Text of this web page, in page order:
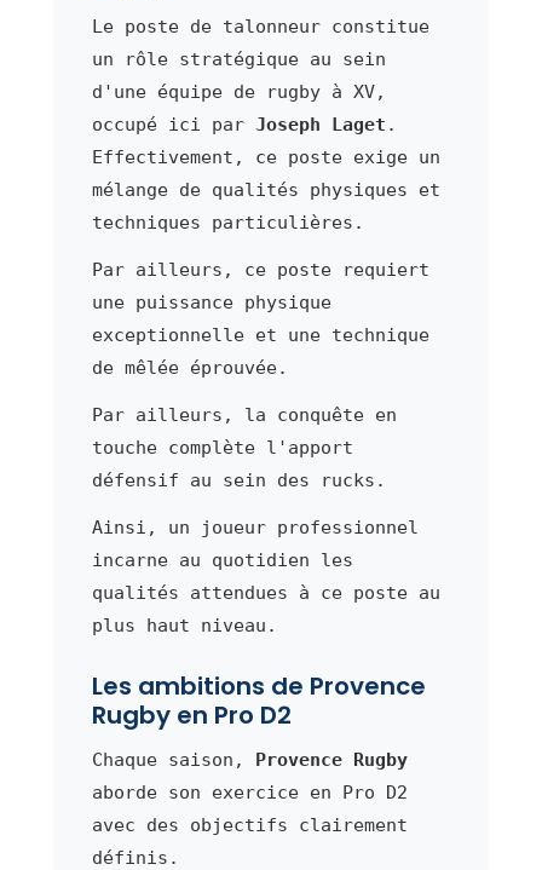
Le poste de talonneur constitue
un rôle stratégique au sein
d'une équipe de rugby à XV,
occupé ici par Joseph Laget .
Effectivement, ce poste exige un
mélange de qualités physiques et
techniques particulières.
Par ailleurs, ce poste requiert
une puissance physique
exceptionnelle et une technique
de mêlée éprouvée.
Par ailleurs, la conquête en
touche complète l'apport
défensif au sein des rucks.
Ainsi, un joueur professionnel
incarne au quotidien les
qualités attendues à ce poste au
plus haut niveau.
Les ambitions de Provence
Rugby en Pro D2
Chaque saison, Provence Rugby
aborde son exercice en Pro D2
avec des objectifs clairement
définis.